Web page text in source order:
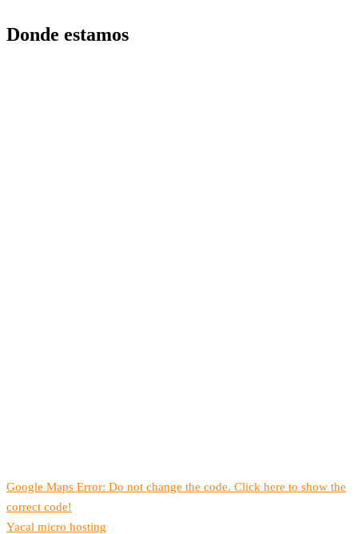
Donde estamos
Google Maps Error: Do not change the code. Click here to show the
correct code!
Yacal micro hosting